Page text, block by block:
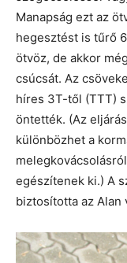
Manapság ezt az
hegesztést is tűrő
ötvöz, de akkor
csúcsát. Az
híres 3T-től (TTT)
öntették. (Az
különbözhet a
egészítenek ki.) A
biztosította az Alan